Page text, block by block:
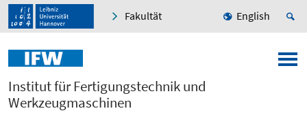
Fakultät English
Institut für Fertigungstechnik und
Werkzeugmaschinen